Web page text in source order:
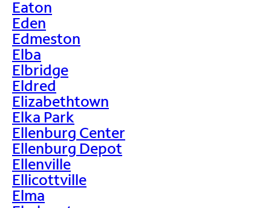
Eaton
Eden
Edmeston
Elba
Elbridge
Eldred
Elizabethtown
Elka Park
Ellenburg Center
Ellenburg Depot
Ellenville
Ellicottville
Elma